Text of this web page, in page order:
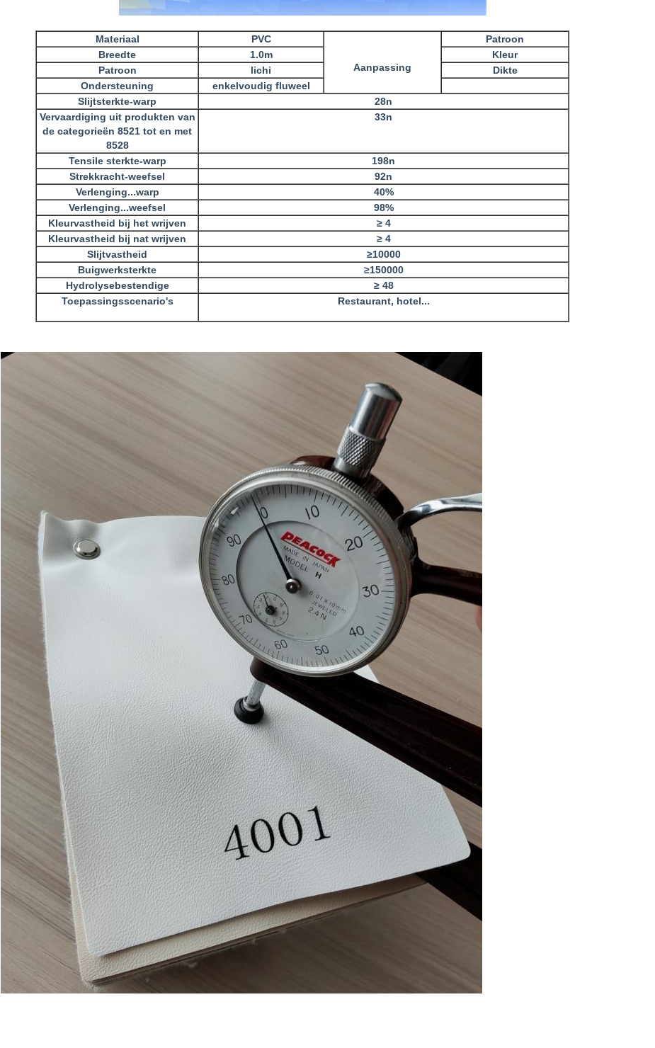
Materiaal PVC
Aanpassing
Patroon
Breedte
1.0m
Kleur
Patroon
lichi
Dikte
Ondersteuning
enkelvoudig fluweel
Slijtsterkte-warp
28n
Vervaardiging uit produkten van
de categorieën 8521 tot en met
8528
33n
Tensile sterkte-warp
198n
Strekkracht-weefsel
92n
Verlenging...warp
40%
Verlenging...weefsel
98%
Kleurvastheid bij het wrijven
≥ 4
Kleurvastheid bij nat wrijven
≥ 4
Slijtvastheid
≥10000
Buigwerksterkte
≥150000
Hydrolysebestendige
≥ 48
Toepassingsscenario's
Restaurant, hotel...